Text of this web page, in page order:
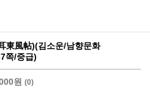
東風帖)(김소운/남향문화
쪽/중급)
원 (0)